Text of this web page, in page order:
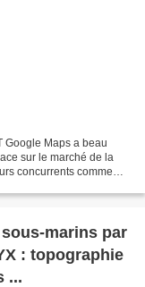
Google Maps a beau
sur le marché de la
concurrents comme
marins par
: topographie
...